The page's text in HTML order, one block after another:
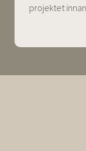
projektet